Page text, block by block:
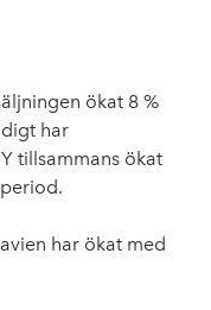
ökat 8 %
har
tillsammans ökat
har ökat med